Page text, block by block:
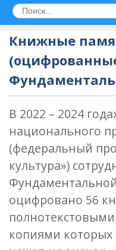
Искать:
Книжные
В 2022 – 2024
национального
(федеральный
культура»)
оцифровано 56
копиями